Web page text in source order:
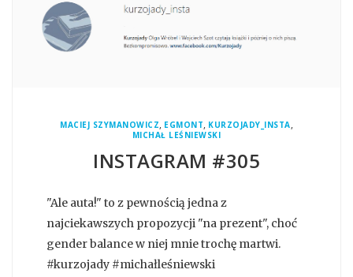
MACIEJ SZYMANOWICZ, EGMONT, KURZOJADY_INSTA,
MICHAŁ LEŚNIEWSKI
INSTAGRAM #305
"Ale auta!" to z pewnością jedna z
najciekawszych propozycji "na prezent", choć
gender balance w niej mnie trochę martwi.
#kurzojady #michałleśniewski